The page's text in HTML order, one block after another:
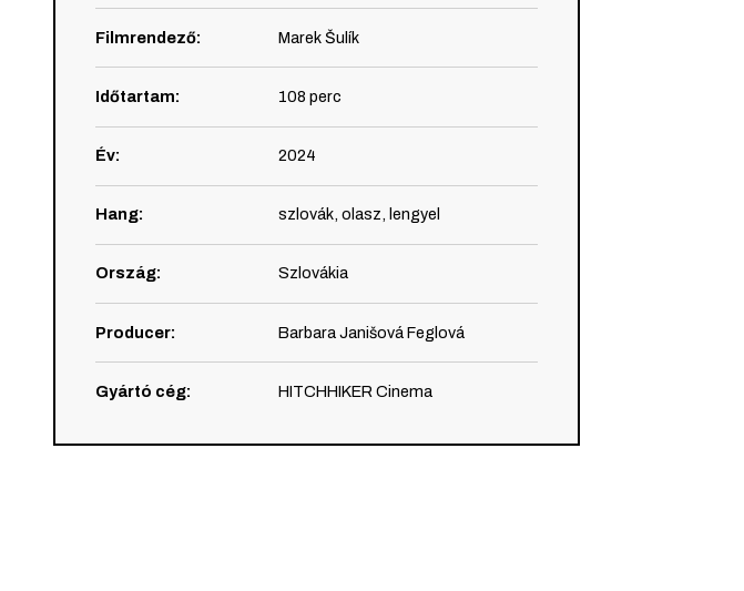
Filmrendező: Marek Šulík
Időtartam: 108 perc
Év: 2024
Hang: szlovák, olasz, lengyel
Ország: Szlovákia
Producer: Barbara Janišová Feglová
Gyártó cég: HITCHHIKER Cinema